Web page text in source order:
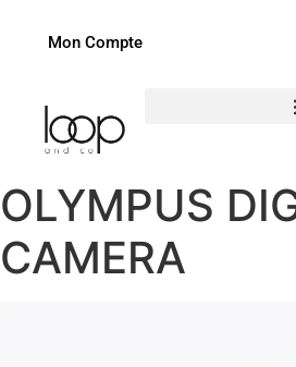
Mon Compte
OLYMPUS
CAMERA